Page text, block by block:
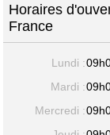
Horaires
France
Lundi :
Mardi :
Mercredi :